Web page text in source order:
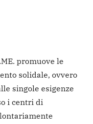
promuove le
solidale, ovvero
singole esigenze
i centri di